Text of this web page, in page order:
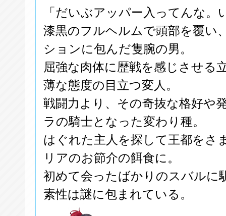
「だいぶアッパー入ってんな
漆黒のフルヘルムで頭部を覆い
ションに包んだ隻腕の男。
屈強な肉体に歴戦を感じさせる
薄な態度の目立つ変人。
戦闘力より、その奇抜な格好や
ラの騎士となった変わり種。
はぐれた主人を探して王都をさ
リアのお節介の餌食に。
初めて会ったばかりのスバルに
素性は謎に包まれている。